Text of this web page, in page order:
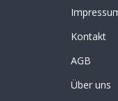
Kontakt
AGB
Über uns